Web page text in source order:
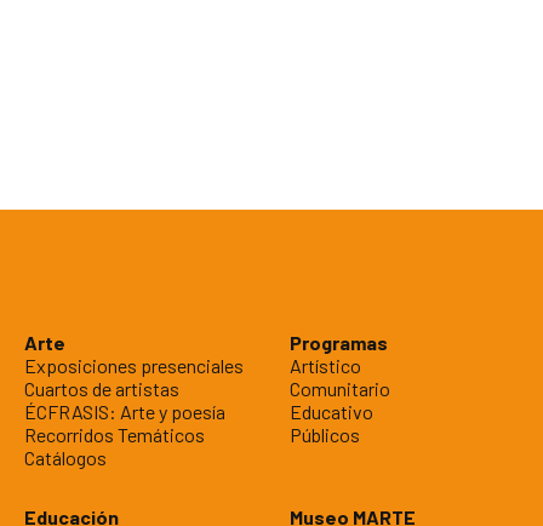
Arte
Exposiciones presenciales
Cuartos de artistas
ÉCFRASIS: Arte y poesía
Recorridos Temáticos
Catálogos
Programas
Artístico
Comunitario
Educativo
Públicos
Educación
Museo MARTE